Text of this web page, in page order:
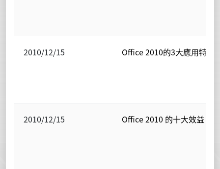
2010/12/15 Office 2010的3大應用特色
2010/12/15 Office 2010 的十大效益